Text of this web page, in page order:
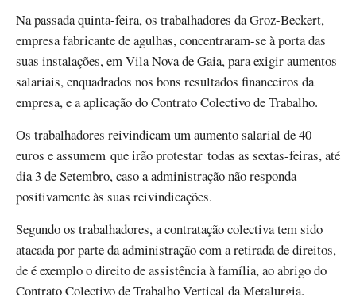
Na passada quinta-feira, os trabalhadores da Groz-Beckert,
empresa fabricante de agulhas, concentraram-se à porta das
suas instalações, em Vila Nova de Gaia, para exigir aumentos
salariais, enquadrados nos bons resultados financeiros da
empresa, e a aplicação do Contrato Colectivo de Trabalho.
Os trabalhadores reivindicam um aumento salarial de 40
euros e assumem que irão protestar todas as sextas-feiras, até
dia 3 de Setembro, caso a administração não responda
positivamente às suas reivindicações.
Segundo os trabalhadores, a contratação colectiva tem sido
atacada por parte da administração com a retirada de direitos,
de é exemplo o direito de assistência à família, ao abrigo do
Contrato Colectivo de Trabalho Vertical da Metalurgia.